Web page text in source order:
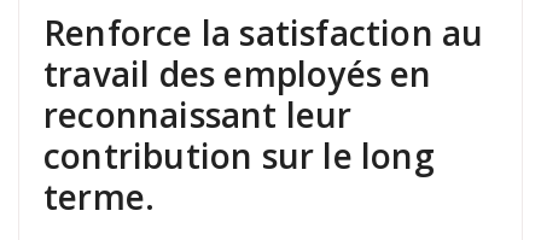
Renforce la satisfaction au
travail des employés en
reconnaissant leur
contribution sur le long
terme.